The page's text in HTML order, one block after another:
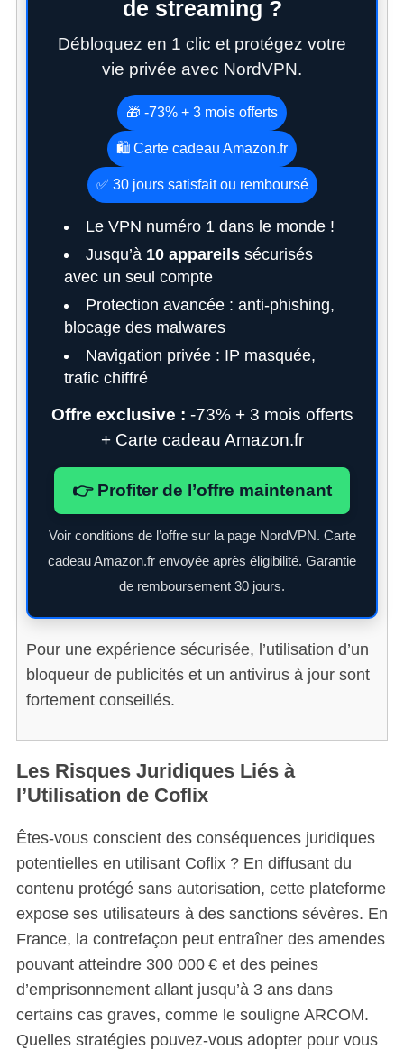
de streaming ?
Débloquez en 1 clic et protégez votre
vie privée avec NordVPN.
🎁 -73% + 3 mois offerts
🛍️ Carte cadeau Amazon.fr
✅ 30 jours satisfait ou remboursé
Le VPN numéro 1 dans le monde !
Jusqu’à 10 appareilssécurisés
avec un seul compte
Protection avancée : anti-phishing,
blocage des malwares
Navigation privée : IP masquée,
trafic chiffré
Offre exclusive : -73% + 3 mois offerts
+ Carte cadeau Amazon.fr
👉 Profiter de l’offre maintenant
Voir conditions de l’offre sur la page NordVPN. Carte
cadeau Amazon.fr envoyée après éligibilité. Garantie
de remboursement 30 jours.
Pour une expérience sécurisée, l’utilisation d’un
bloqueur de publicités et un antivirus à jour sont
fortement conseillés.
Les Risques Juridiques Liés à
l’Utilisation de Coflix
Êtes-vous conscient des conséquences juridiques
potentielles en utilisant Coflix ? En diffusant du
contenu protégé sans autorisation, cette plateforme
expose ses utilisateurs à des sanctions sévères. En
France, la contrefaçon peut entraîner des amendes
pouvant atteindre 300 000 € et des peines
d’emprisonnement allant jusqu’à 3 ans dans
certains cas graves, comme le souligne ARCOM.
Quelles stratégies pouvez-vous adopter pour vous